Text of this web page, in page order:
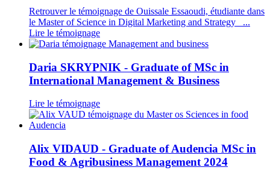
Retrouver le témoignage de Ouissale Essaoudi, étudiante dans
le Master of Science in Digital Marketing and Strategy ...
Lire le témoignage
Daria SKRYPNIK - Graduate of MSc in
International Management & Business
Lire le témoignage
Alix VIDAUD - Graduate of Audencia MSc in
Food & Agribusiness Management 2024